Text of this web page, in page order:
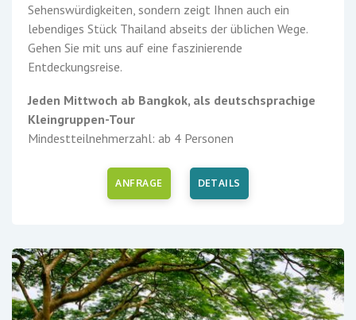
Sehenswürdigkeiten, sondern zeigt Ihnen auch ein
lebendiges Stück Thailand abseits der üblichen Wege.
Gehen Sie mit uns auf eine faszinierende
Entdeckungsreise.
Jeden Mittwoch ab Bangkok, als deutschsprachige
Kleingruppen-Tour
Mindestteilnehmerzahl: ab 4 Personen
ANFRAGE DETAILS